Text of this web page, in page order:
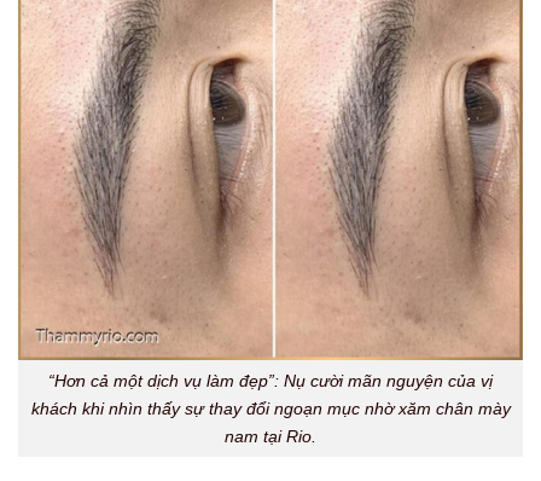
“Hơn cả một dịch vụ làm đẹp”: Nụ cười mãn nguyện của vị
khách khi nhìn thấy sự thay đổi ngoạn mục nhờ xăm chân mày
nam tại Rio.